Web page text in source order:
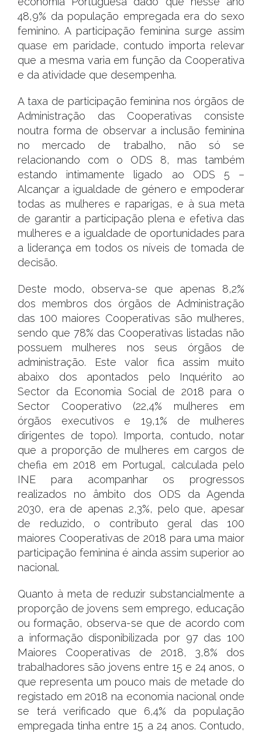
48,9% da população empregada era do sexo
feminino. A participação feminina surge assim
quase em paridade, contudo importa relevar
que a mesma varia em função da Cooperativa
e da atividade que desempenha.
A taxa de participação feminina nos órgãos de
Administração das Cooperativas consiste
noutra forma de observar a inclusão feminina
no mercado de trabalho, não só se
relacionando com o ODS 8, mas também
estando intimamente ligado ao ODS 5 –
Alcançar a igualdade de género e empoderar
todas as mulheres e raparigas, e à sua meta
de garantir a participação plena e efetiva das
mulheres e a igualdade de oportunidades para
a liderança em todos os níveis de tomada de
decisão.
Deste modo, observa-se que apenas 8,2%
dos membros dos órgãos de Administração
das 100 maiores Cooperativas são mulheres,
sendo que 78% das Cooperativas listadas não
possuem mulheres nos seus órgãos de
administração. Este valor fica assim muito
abaixo dos apontados pelo Inquérito ao
Sector da Economia Social de 2018 para o
Sector Cooperativo (22,4% mulheres em
órgãos executivos e 19,1% de mulheres
dirigentes de topo). Importa, contudo, notar
que a proporção de mulheres em cargos de
chefia em 2018 em Portugal, calculada pelo
INE para acompanhar os progressos
realizados no âmbito dos ODS da Agenda
2030, era de apenas 2,3%, pelo que, apesar
de reduzido, o contributo geral das 100
maiores Cooperativas de 2018 para uma maior
participação feminina é ainda assim superior ao
nacional.
Quanto à meta de reduzir substancialmente a
proporção de jovens sem emprego, educação
ou formação, observa-se que de acordo com
a informação disponibilizada por 97 das 100
Maiores Cooperativas de 2018, 3,8% dos
trabalhadores são jovens entre 15 e 24 anos, o
que representa um pouco mais de metade do
registado em 2018 na economia nacional onde
se terá verificado que 6,4% da população
empregada tinha entre 15 a 24 anos. Contudo,